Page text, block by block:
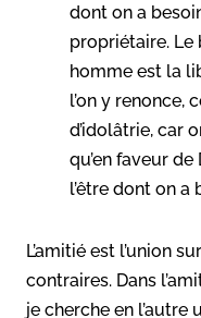
dont on a
propriétaire.
homme est la
l’on y renonce,
d’idolâtrie, car
qu’en faveur
l’être dont on a
L’amitié est l’union
contraires. Dans
je cherche en l’autre